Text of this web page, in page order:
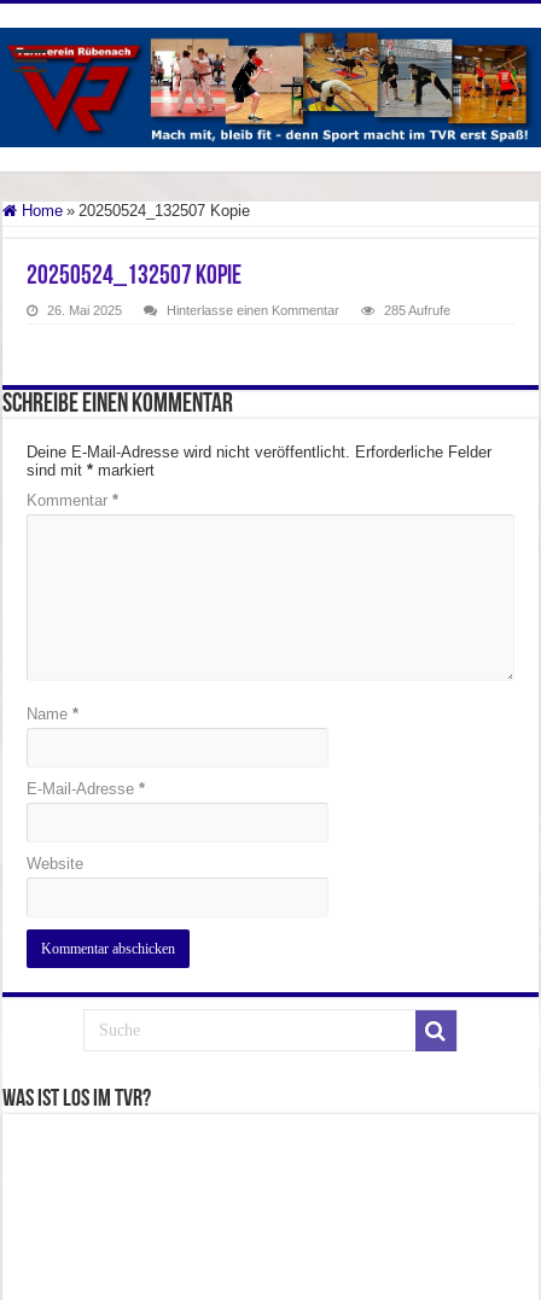
Home » 20250524_132507 Kopie
20250524_132507 Kopie
26. Mai 2025 Hinterlasse einen Kommentar 285 Aufrufe
Schreibe einen Kommentar
Deine E-Mail-Adresse wird nicht veröffentlicht. Erforderliche Felder
sind mit* markiert
Kommentar*
Name*
E-Mail-Adresse*
Website
Was ist los im TVR?